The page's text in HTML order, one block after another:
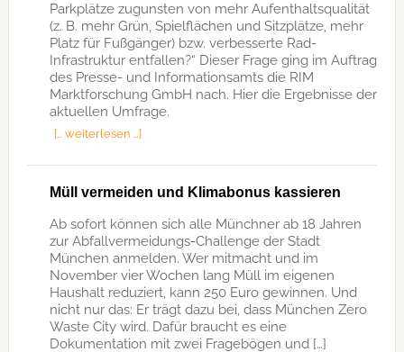
Parkplätze zugunsten von mehr Aufenthaltsqualität
(z. B. mehr Grün, Spielflächen und Sitzplätze, mehr
Platz für Fußgänger) bzw. verbesserte Rad-
Infrastruktur entfallen?“ Dieser Frage ging im Auftrag
des Presse- und Informationsamts die RIM
Marktforschung GmbH nach. Hier die Ergebnisse der
aktuellen Umfrage.
[… weiterlesen …]
Müll vermeiden und Klimabonus kassieren
Ab sofort können sich alle Münchner ab 18 Jahren
zur Abfallvermeidungs-Challenge der Stadt
München anmelden. Wer mitmacht und im
November vier Wochen lang Müll im eigenen
Haushalt reduziert, kann 250 Euro gewinnen. Und
nicht nur das: Er trägt dazu bei, dass München Zero
Waste City wird. Dafür braucht es eine
Dokumentation mit zwei Fragebögen und […]